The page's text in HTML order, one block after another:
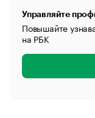
Управляйте
Повышайте
на РБК